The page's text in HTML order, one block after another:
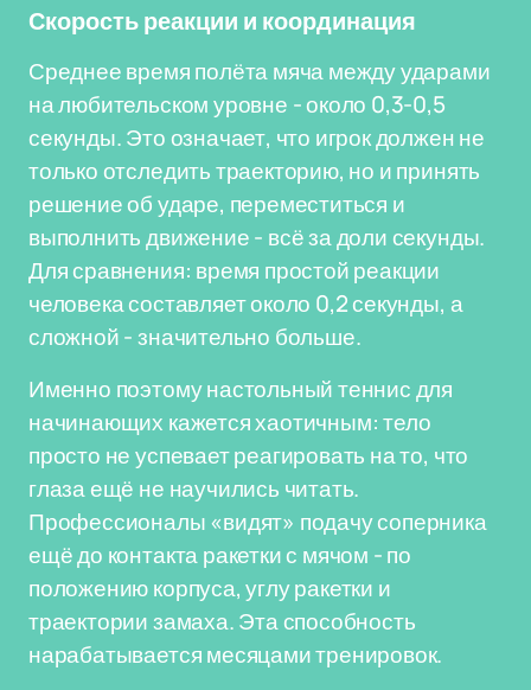
Скорость реакции и координация
Среднее время полёта мяча между ударами
на любительском уровне - около 0,3-0,5
секунды. Это означает, что игрок должен не
только отследить траекторию, но и принять
решение об ударе, переместиться и
выполнить движение - всё за доли секунды.
Для сравнения: время простой реакции
человека составляет около 0,2 секунды, а
сложной - значительно больше.
Именно поэтому настольный теннис для
начинающих кажется хаотичным: тело
просто не успевает реагировать на то, что
глаза ещё не научились читать.
Профессионалы «видят» подачу соперника
ещё до контакта ракетки с мячом - по
положению корпуса, углу ракетки и
траектории замаха. Эта способность
нарабатывается месяцами тренировок.